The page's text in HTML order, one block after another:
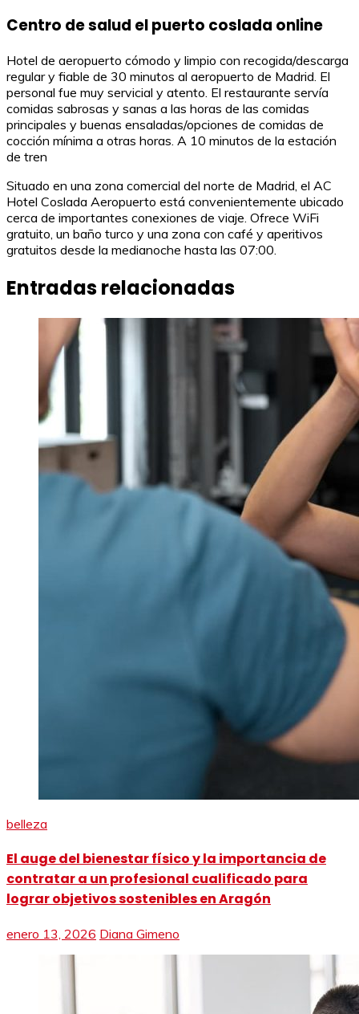
Centro de salud el puerto coslada online
Hotel de aeropuerto cómodo y limpio con recogida/descarga
regular y fiable de 30 minutos al aeropuerto de Madrid. El
personal fue muy servicial y atento. El restaurante servía
comidas sabrosas y sanas a las horas de las comidas
principales y buenas ensaladas/opciones de comidas de
cocción mínima a otras horas. A 10 minutos de la estación
de tren
Situado en una zona comercial del norte de Madrid, el AC
Hotel Coslada Aeropuerto está convenientemente ubicado
cerca de importantes conexiones de viaje. Ofrece WiFi
gratuito, un baño turco y una zona con café y aperitivos
gratuitos desde la medianoche hasta las 07:00.
Entradas relacionadas
belleza
El auge del bienestar físico y la importancia de
contratar a un profesional cualificado para
lograr objetivos sostenibles en Aragón
enero 13, 2026 Diana Gimeno